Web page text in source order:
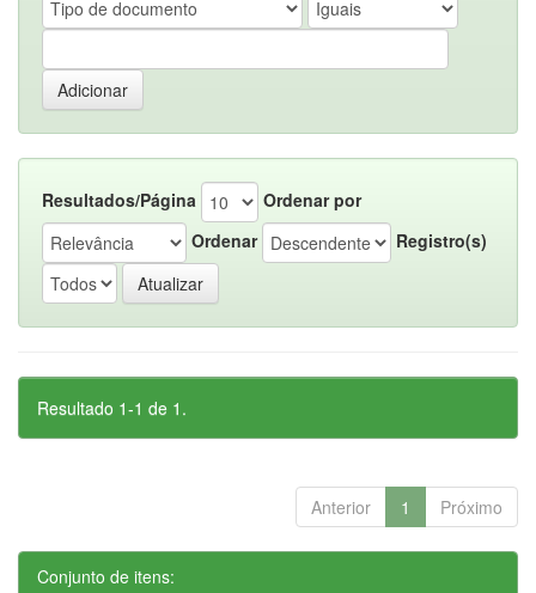
Resultados/Página
Ordenar por
Ordenar
Registro(s)
Resultado 1-1 de 1.
Anterior 1 Próximo
Conjunto de itens: